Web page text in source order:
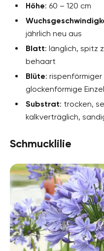
Höhe: 60 – 120 cm
jährlich neu aus
Blatt: länglich, spitz
behaart
Blüte:
glockenförmige
Substrat: trocken,
kalkverträglich,
Schmucklilie